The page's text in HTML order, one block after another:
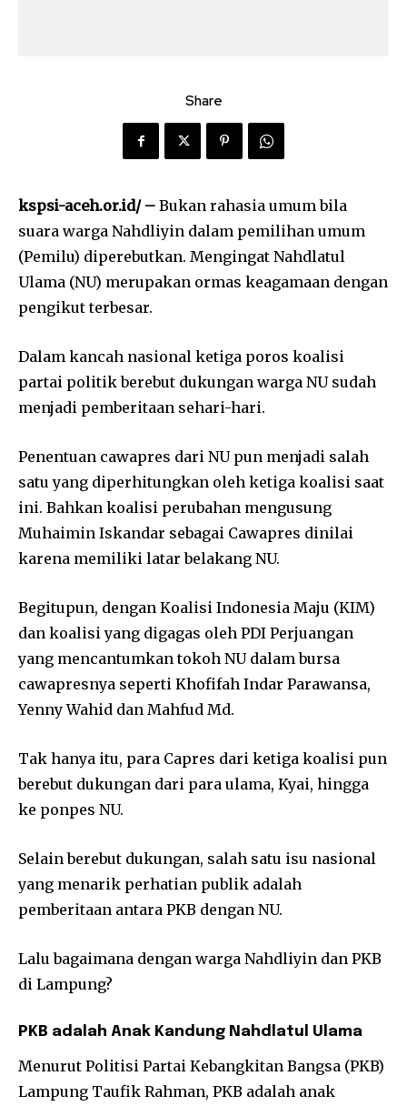
Share
kspsi-aceh.or.id/ – Bukan rahasia umum bila
suara warga Nahdliyin dalam pemilihan umum
(Pemilu) diperebutkan. Mengingat Nahdlatul
Ulama (NU) merupakan ormas keagamaan dengan
pengikut terbesar.
Dalam kancah nasional ketiga poros koalisi
partai politik berebut dukungan warga NU sudah
menjadi pemberitaan sehari-hari.
Penentuan cawapres dari NU pun menjadi salah
satu yang diperhitungkan oleh ketiga koalisi saat
ini. Bahkan koalisi perubahan mengusung
Muhaimin Iskandar sebagai Cawapres dinilai
karena memiliki latar belakang NU.
Begitupun, dengan Koalisi Indonesia Maju (KIM)
dan koalisi yang digagas oleh PDI Perjuangan
yang mencantumkan tokoh NU dalam bursa
cawapresnya seperti Khofifah Indar Parawansa,
Yenny Wahid dan Mahfud Md.
Tak hanya itu, para Capres dari ketiga koalisi pun
berebut dukungan dari para ulama, Kyai, hingga
ke ponpes NU.
Selain berebut dukungan, salah satu isu nasional
yang menarik perhatian publik adalah
pemberitaan antara PKB dengan NU.
Lalu bagaimana dengan warga Nahdliyin dan PKB
di Lampung?
PKB adalah Anak Kandung Nahdlatul Ulama
Menurut Politisi Partai Kebangkitan Bangsa (PKB)
Lampung Taufik Rahman, PKB adalah anak